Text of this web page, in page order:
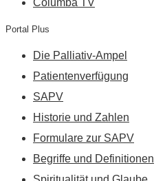
Portal Plus
Die Palliativ-Ampel
Patientenverfügung
SAPV
Historie und Zahlen
Formulare zur SAPV
Begriffe und Definitionen